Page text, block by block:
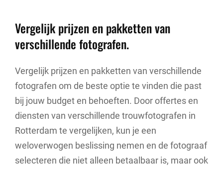
Vergelijk prijzen en pakketten van
verschillende fotografen.
Vergelijk prijzen en pakketten van verschillende
fotografen om de beste optie te vinden die past
bij jouw budget en behoeften. Door offertes en
diensten van verschillende trouwfotografen in
Rotterdam te vergelijken, kun je een
weloverwogen beslissing nemen en de fotograaf
selecteren die niet alleen betaalbaar is, maar ook